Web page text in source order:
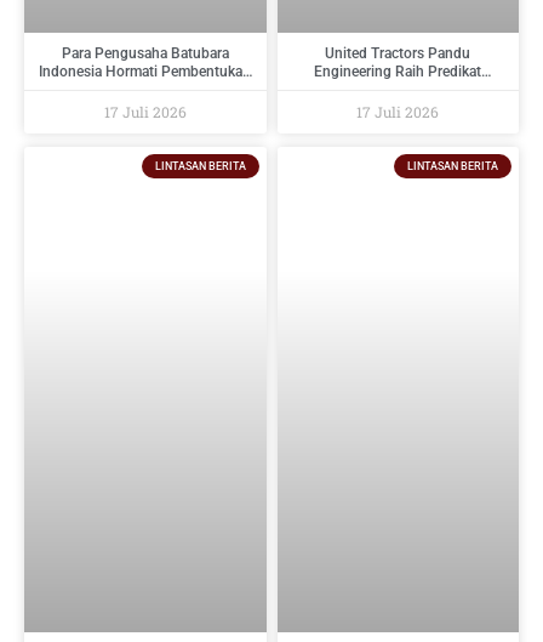
Para Pengusaha Batubara
Indonesia Hormati Pembentukan
Indonesia Dan Berikan Saran
17 Juli 2026
United Tractors Pandu
Engineering Raih Predikat
Regulatory Compliance Awards
17 Juli 2026
LINTASAN BERITA LINTASAN BERITA